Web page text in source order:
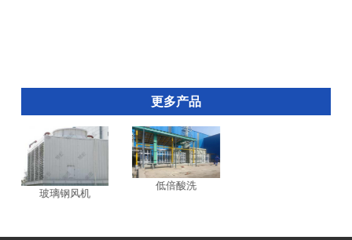
更多产品
玻璃钢风机
低倍酸洗